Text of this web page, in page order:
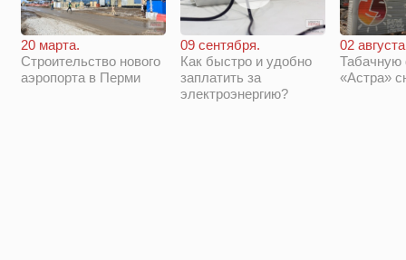
20 марта.
Строительство нового
аэропорта в Перми
09 сентября.
Как быстро и удобно
заплатить за
электроэнергию?
02
Табачную
«Астра»